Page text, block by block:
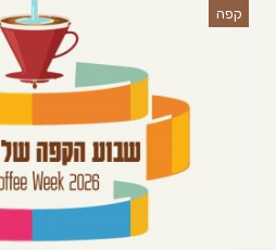
קפה